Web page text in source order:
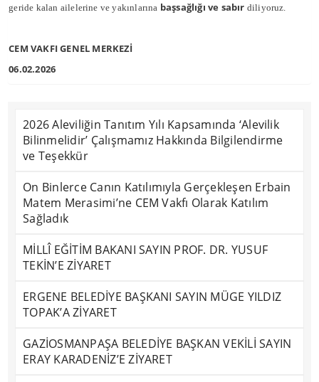
geride kalan ailelerine ve yakınlarına başsağlığı ve sabır diliyoruz.
CEM VAKFI GENEL MERKEZİ
06.02.2026
2026 Aleviliğin Tanıtım Yılı Kapsamında ‘Alevilik
Bilinmelidir’ Çalışmamız Hakkında Bilgilendirme
ve Teşekkür
On Binlerce Canın Katılımıyla Gerçekleşen Erbain
Matem Merasimi’ne CEM Vakfı Olarak Katılım
Sağladık
MİLLÎ EĞİTİM BAKANI SAYIN PROF. DR. YUSUF
TEKİN’E ZİYARET
ERGENE BELEDİYE BAŞKANI SAYIN MÜGE YILDIZ
TOPAK’A ZİYARET
GAZİOSMANPAŞA BELEDİYE BAŞKAN VEKİLİ SAYIN
ERAY KARADENİZ’E ZİYARET